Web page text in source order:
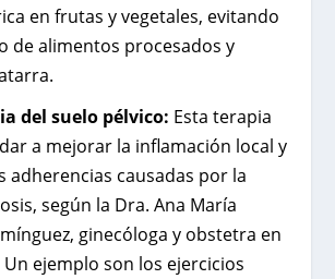
en frutas y vegetales, evitando
de alimentos procesados y
del suelo pélvico: Esta terapia
a mejorar la inflamación local y
adherencias causadas por la
según la Dra. Ana María
ginecóloga y obstetra en
Un ejemplo son los ejercicios